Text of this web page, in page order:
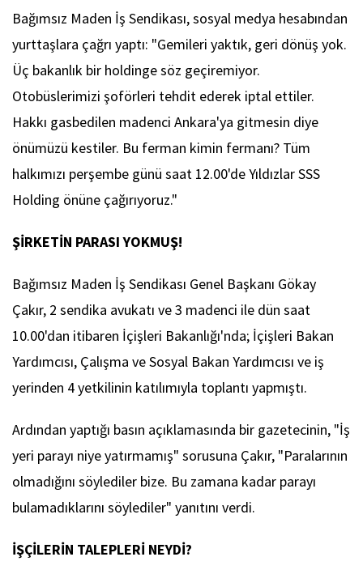
Bağımsız Maden İş Sendikası, sosyal medya hesabından
yurttaşlara çağrı yaptı: "Gemileri yaktık, geri dönüş yok.
Üç bakanlık bir holdinge söz geçiremiyor.
Otobüslerimizi şoförleri tehdit ederek iptal ettiler.
Hakkı gasbedilen madenci Ankara'ya gitmesin diye
önümüzü kestiler. Bu ferman kimin fermanı? Tüm
halkımızı perşembe günü saat 12.00'de Yıldızlar SSS
Holding önüne çağırıyoruz."
ŞİRKETİN PARASI YOKMUŞ!
Bağımsız Maden İş Sendikası Genel Başkanı Gökay
Çakır, 2 sendika avukatı ve 3 madenci ile dün saat
10.00'dan itibaren İçişleri Bakanlığı'nda; İçişleri Bakan
Yardımcısı, Çalışma ve Sosyal Bakan Yardımcısı ve iş
yerinden 4 yetkilinin katılımıyla toplantı yapmıştı.
Ardından yaptığı basın açıklamasında bir gazetecinin, "İş
yeri parayı niye yatırmamış" sorusuna Çakır, "Paralarının
olmadığını söylediler bize. Bu zamana kadar parayı
bulamadıklarını söylediler" yanıtını verdi.
İŞÇİLERİN TALEPLERİ NEYDİ?